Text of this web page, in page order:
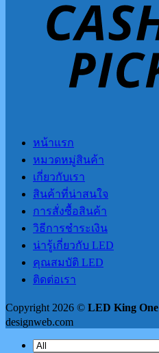
หน้าแรก
หมวดหมู่สินค้า
เกี่ยวกับเรา
สินค้าที่น่าสนใจ
การสั่งซื้อสินค้า
วิธีการชำระเงิน
น่ารู้เกี่ยวกับ LED
คุณสมบัติ LED
ติดต่อเรา
Copyright 2026 © LED King One
designweb.com